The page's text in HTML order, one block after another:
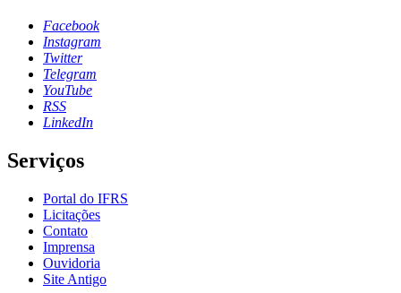
Facebook
Instagram
Twitter
Telegram
YouTube
RSS
LinkedIn
Serviços
Portal do IFRS
Licitações
Contato
Imprensa
Ouvidoria
Site Antigo